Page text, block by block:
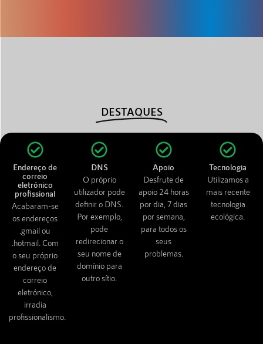
Endereço de
correio
eletrónico
profissional
Acabaram-se
os endereços
.gmail ou
.hotmail. Com
o seu próprio
endereço de
correio
eletrónico,
irradia
profissionalismo.
DNS
O próprio
utilizador pode
definir o DNS.
Por exemplo,
pode
redirecionar o
seu nome de
domínio para
outro sítio.
Apoio
Desfrute de
apoio 24 horas
por dia, 7 dias
por semana,
para todos os
seus
problemas.
Tecnologia
Utilizamos a
mais recente
tecnologia
ecológica.
DESTAQUES